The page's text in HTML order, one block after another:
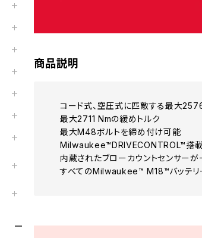
商品説明
コード式、空圧式に匹敵する最大
最大2711 Nmの緩めトルク
最大M48ボルトを締め付け可能
Milwaukee™DRIVECONTROL™搭載
内蔵されたブローカウントセンサー
すべてのMilwaukee™ M18™バッテリ